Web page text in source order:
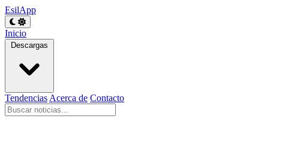
EsilApp
Inicio
Descargas
Tendencias Acerca de Contacto